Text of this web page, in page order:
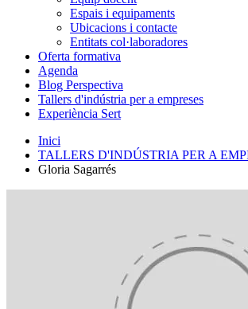
Espais i equipaments
Ubicacions i contacte
Entitats col·laboradores
Oferta formativa
Agenda
Blog Perspectiva
Tallers d'indústria per a empreses
Experiència Sert
Inici
TALLERS D'INDÚSTRIA PER A
Gloria Sagarrés